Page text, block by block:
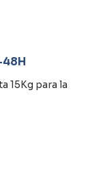
48H
15Kg para la